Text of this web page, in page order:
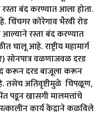
बंद करण्यात आला होता.
कोरेगाव भैरवी रोड
आल्याने रस्ता बंद करण्यात
चालू आहे. राष्ट्रीय महामार्ग
सोनपात्र वळणाजवळ दरड
करून दरड बाजूला करून
तसेच अतिवृष्टीमुळे चिपळूण,
पडून खासगी मालमत्तांचे
कार्य केंद्राने कळविले